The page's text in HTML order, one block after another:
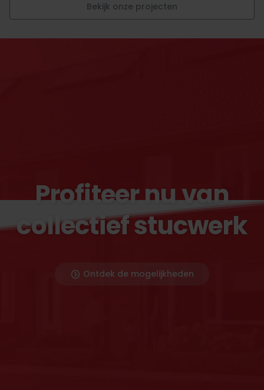
Bekijk onze projecten
Profiteer nu van
collectief stucwerk
Ontdek de mogelijkheden